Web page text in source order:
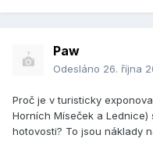
Paw
Odesláno 26. října
Proč je v turisticky
Horních Míseček a
hotovosti? To jsou náklady